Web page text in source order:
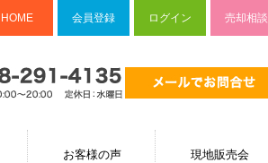
HOME 会員登録 ログイン 売却相談
お客様の声 現地販売会